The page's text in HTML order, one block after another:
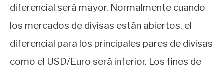
diferencial será mayor. Normalmente cuando
los mercados de divisas están abiertos, el
diferencial para los principales pares de divisas
como el USD/Euro será inferior. Los fines de